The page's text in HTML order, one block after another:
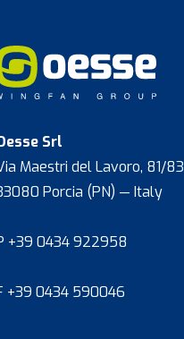
Srl
Maestri del Lavoro, 81/83
Porcia (PN) — Italy
+39 0434 922958
+39 0434 590046